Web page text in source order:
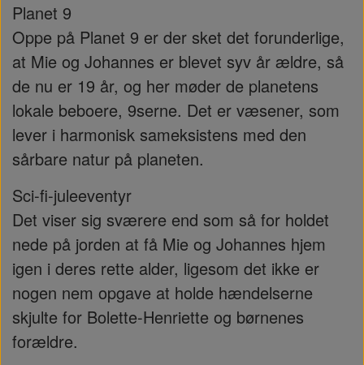
Planet 9
Oppe på Planet 9 er der sket det forunderlige,
at Mie og Johannes er blevet syv år ældre, så
de nu er 19 år, og her møder de planetens
lokale beboere, 9serne. Det er væsener, som
lever i harmonisk sameksistens med den
sårbare natur på planeten.
Sci-fi-juleeventyr
Det viser sig sværere end som så for holdet
nede på jorden at få Mie og Johannes hjem
igen i deres rette alder, ligesom det ikke er
nogen nem opgave at holde hændelserne
skjulte for Bolette-Henriette og børnenes
forældre.